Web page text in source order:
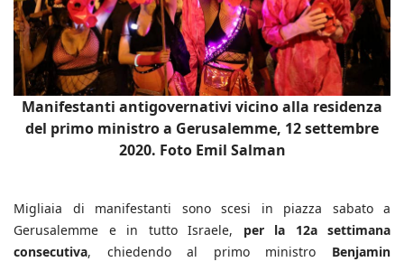
Manifestanti antigovernativi vicino alla residenza
del primo ministro a Gerusalemme, 12 settembre
2020. Foto Emil Salman
Migliaia di manifestanti sono scesi in piazza sabato a
Gerusalemme e in tutto Israele, per la 12a settimana
consecutiva, chiedendo al primo ministro Benjamin